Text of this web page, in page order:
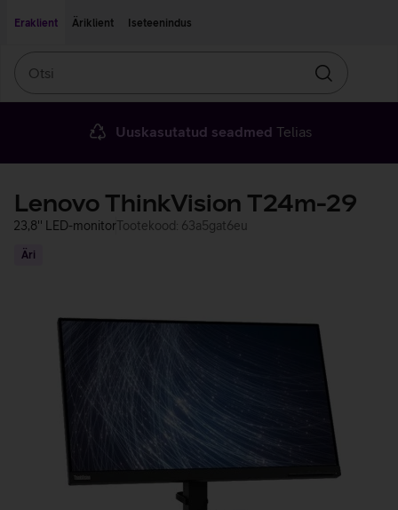
Eraklient
Äriklient Iseteenindus
Otsin
Uuskasutatud seadmed Telias
Lenovo ThinkVision T24m-29
23,8'' LED-monitorTootekood: 63a5gat6eu
Äri